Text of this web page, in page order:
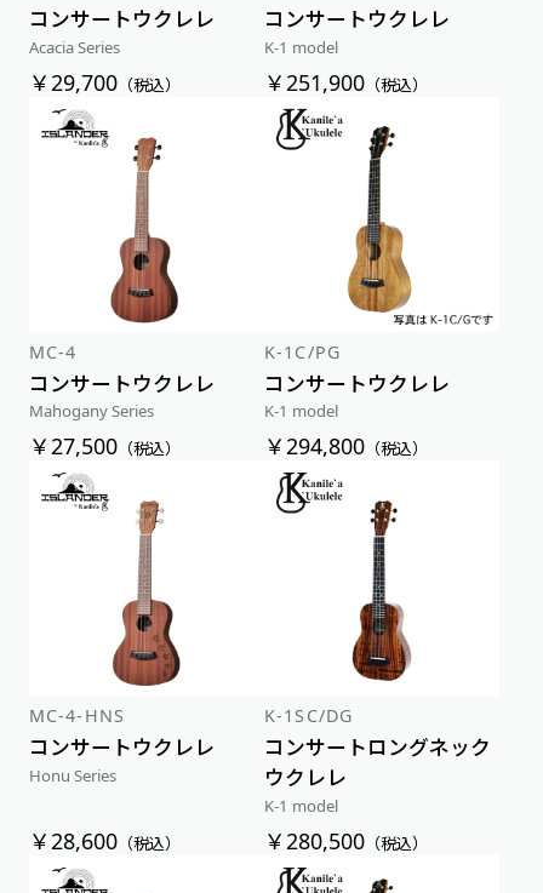
コンサートウクレレ
Acacia Series
￥29,700（税込）
コンサートウクレレ
K-1 model
￥251,900 （税込）
MC-4
コンサートウクレレ
Mahogany Series
￥27,500（税込）
K-1C/PG
コンサートウクレレ
K-1 model
￥294,800 （税込）
MC-4-HNS
コンサートウクレレ
Honu Series
￥28,600（税込）
K-1SC/DG
コンサートロングネック
ウクレレ
K-1 model
￥280,500 （税込）